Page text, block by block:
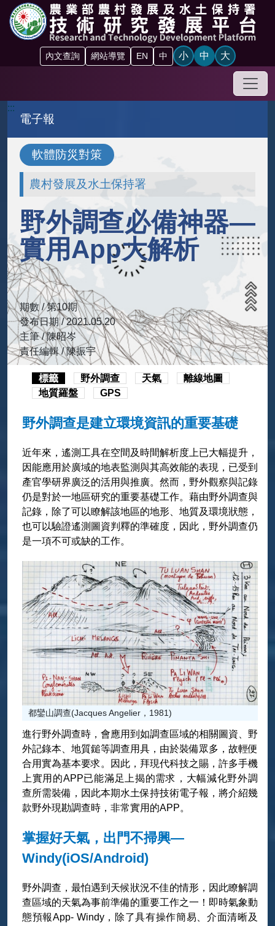
跳到主要內容區塊
內文查詢 網站導覽 EN 中 小 中 大
手機
:::
電子報
軟體防災對策
農村發展及水土保持署
野外調查必備神器—
實用App大解析
期數 / 第10期
發布日期 / 2021.05.20
主筆 / 陳昭岑
責任編輯 / 陳振宇
標籤 野外調查 天氣
離線地圖
地質羅盤
GPS
野外調查是建立環境資訊的重要基礎
近年來，遙測工具在空間及時間解析度上已大幅提升，
因能應用於廣域的地表監測與其高效能的表現，已受到
產官學研界廣泛的活用與推廣。然而，野外觀察與記錄
仍是對於一地區研究的重要基礎工作。藉由野外調查與
記錄，除了可以瞭解該地區的地形、地質及環境狀態，
也可以驗證遙測圖資判釋的準確度，因此，野外調查仍
是一項不可或缺的工作。
都鑾山調查(Jacques Angelier，1981)
進行野外調查時，會應用到如調查區域的相關圖資、野
外記錄本、地質鎚等調查用具，由於裝備眾多，故輕便
合用實為基本要求。因此，拜現代科技之賜，許多手機
上實用的APP已能滿足上揭的需求，大幅減化野外調
查所需裝備，因此本期水土保持技術電子報，將介紹幾
款野外現勘調查時，非常實用的APP。
掌握好天氣，出門不掃興—
Windy(iOS/Android)
野外調查，最怕遇到天候狀況不佳的情形，因此瞭解調
查區域的天氣為事前準備的重要工作之一！即時氣象動
態預報App- Windy，除了具有操作簡易、介面清晰及